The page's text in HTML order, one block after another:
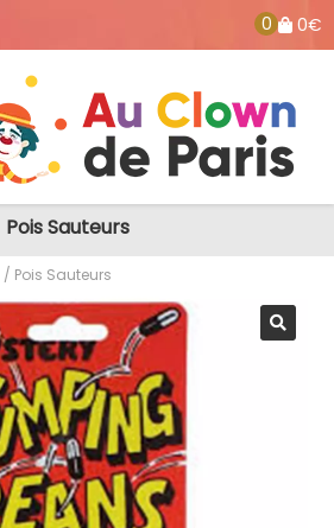
0 0€
Pois Sauteurs
/ Pois Sauteurs